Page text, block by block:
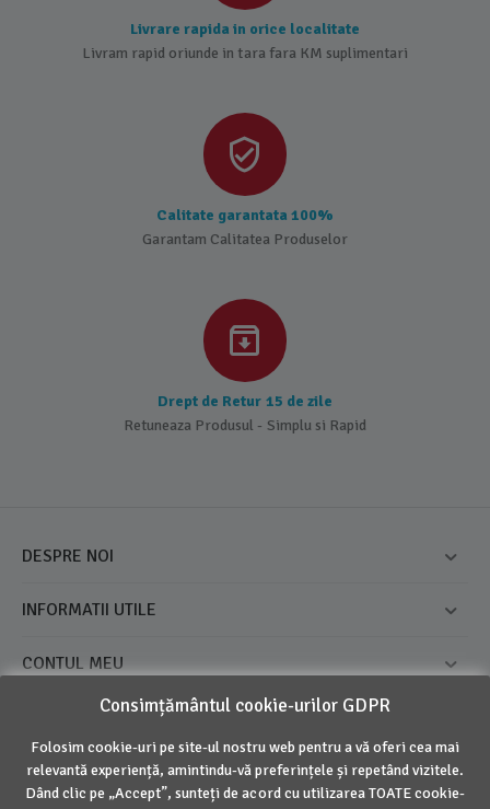
Livrare rapida in orice localitate
Livram rapid oriunde in tara fara KM suplimentari
Calitate garantata 100%
Garantam Calitatea Produselor
Drept de Retur 15 de zile
Retuneaza Produsul - Simplu si Rapid
DESPRE NOI
INFORMATII UTILE
CONTUL MEU
© 2016 - 2026 Inovius. Marca Inregistrata
Consimțământul cookie-urilor GDPR
Folosim cookie-uri pe site-ul nostru web pentru a vă oferi cea mai
relevantă experiență, amintindu-vă preferințele și repetând vizitele.
Dând clic pe „Accept”, sunteți de acord cu utilizarea TOATE cookie-